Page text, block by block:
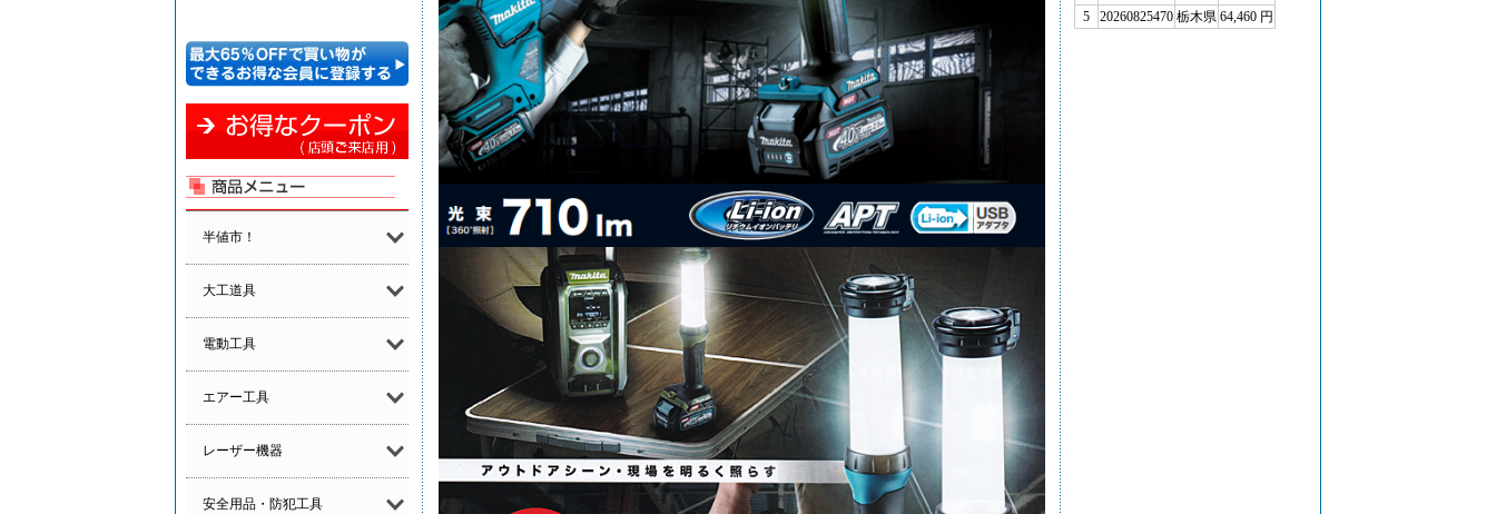
半値市！
大工道具
電動工具
エアー工具
レーザー機器
安全用品・防犯工具